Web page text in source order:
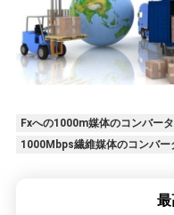
Fxへの1000m媒体のコンバー
1000Mbps繊維媒体のコンバー